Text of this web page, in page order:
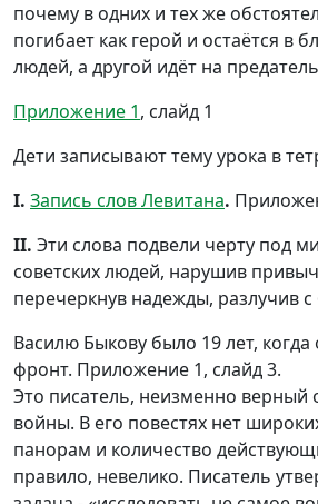
почему в одних и тех же
погибает как герой и остаётся в
людей, а другой идёт на
Приложение 1, слайд 1
Дети записывают тему урока в
I. Запись слов Левитана.
II. Эти слова подвели черту под
советских людей, нарушив
перечеркнув надежды, разлучив
Василю Быкову было 19 лет, когда
фронт. Приложение 1, слайд 3.
Это писатель, неизменно верный
войны. В его повестях нет
панорам и количество
правило, невелико. Писатель